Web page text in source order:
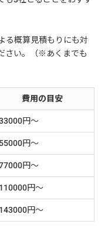
る概算見積もりにも対
さい。（※あくまでも
費用の目安
円～
55000円～
円～
110000円～
143000円～